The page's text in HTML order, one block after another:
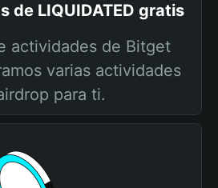
de LIQUIDATED gratis
actividades de Bitget
varias actividades
para ti.